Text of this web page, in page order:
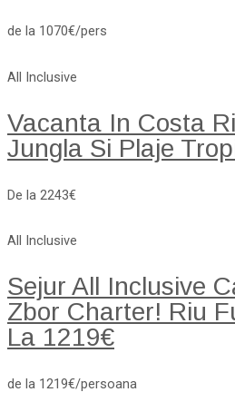
de la 1070€/pers
All Inclusive
Vacanta In Costa
Jungla Si Plaje
De la 2243€
All Inclusive
Sejur All Inclusive
Zbor Charter! Riu
La 1219€
de la 1219€/persoana